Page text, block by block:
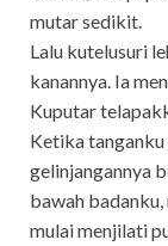
mutar sedikit.
Lalu kutelusuri
kanannya. Ia
Kuputar
Ketika tanganku
gelinjangannya
bawah
mulai menjilati